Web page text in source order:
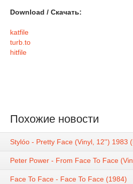
Download / Скачать:
katfile
turb.to
hitfile
Похожие новости
Stylóo - Pretty Face (Vinyl, 12'') 1983
Peter Power - From Face To Face
Face To Face - Face To Face (1984)